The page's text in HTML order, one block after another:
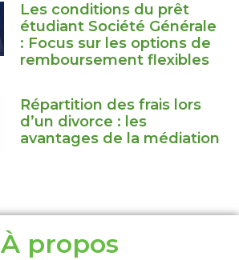
Les conditions du prêt
étudiant Société Générale
: Focus sur les options de
remboursement flexibles
Répartition des frais lors
d’un divorce : les
avantages de la médiation
À propos